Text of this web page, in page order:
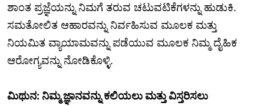
ಶಾಂತ ಪ್ರಜ್ಞೆಯನ್ನು ನಿಮಗೆ ತರುವ ಚಟುವಟಿಕೆಗಳನ್ನು ಹುಡುಕಿ.
ಸಮತೋಲಿತ ಆಹಾರವನ್ನು ನಿರ್ವಹಿಸುವ ಮೂಲಕ ಮತ್ತು
ನಿಯಮಿತ ವ್ಯಾಯಾಮವನ್ನು ಪಡೆಯುವ ಮೂಲಕ ನಿಮ್ಮ ದೈಹಿಕ
ಆರೋಗ್ಯವನ್ನು ನೋಡಿಕೊಳ್ಳಿ.
ಮಿಥುನ: ನಿಮ್ಮ ಜ್ಞಾನವನ್ನು ಕಲಿಯಲು ಮತ್ತು ವಿಸ್ತರಿಸಲು